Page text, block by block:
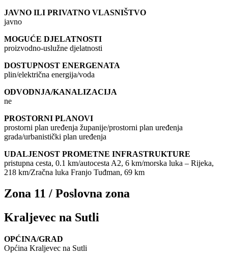
JAVNO ILI PRIVATNO VLASNIŠTVO
javno
MOGUĆE DJELATNOSTI
proizvodno-uslužne djelatnosti
DOSTUPNOST ENERGENATA
plin/električna energija/voda
ODVODNJA/KANALIZACIJA
ne
PROSTORNI PLANOVI
prostorni plan uređenja županije/prostorni plan uređenja
grada/urbanistički plan uređenja
UDALJENOST PROMETNE INFRASTRUKTURE
pristupna cesta, 0.1 km/autocesta A2, 6 km/morska luka – Rijeka,
218 km/Zračna luka Franjo Tuđman, 69 km
Zona 11 / Poslovna zona
Kraljevec na Sutli
OPĆINA/GRAD
Općina Kraljevec na Sutli